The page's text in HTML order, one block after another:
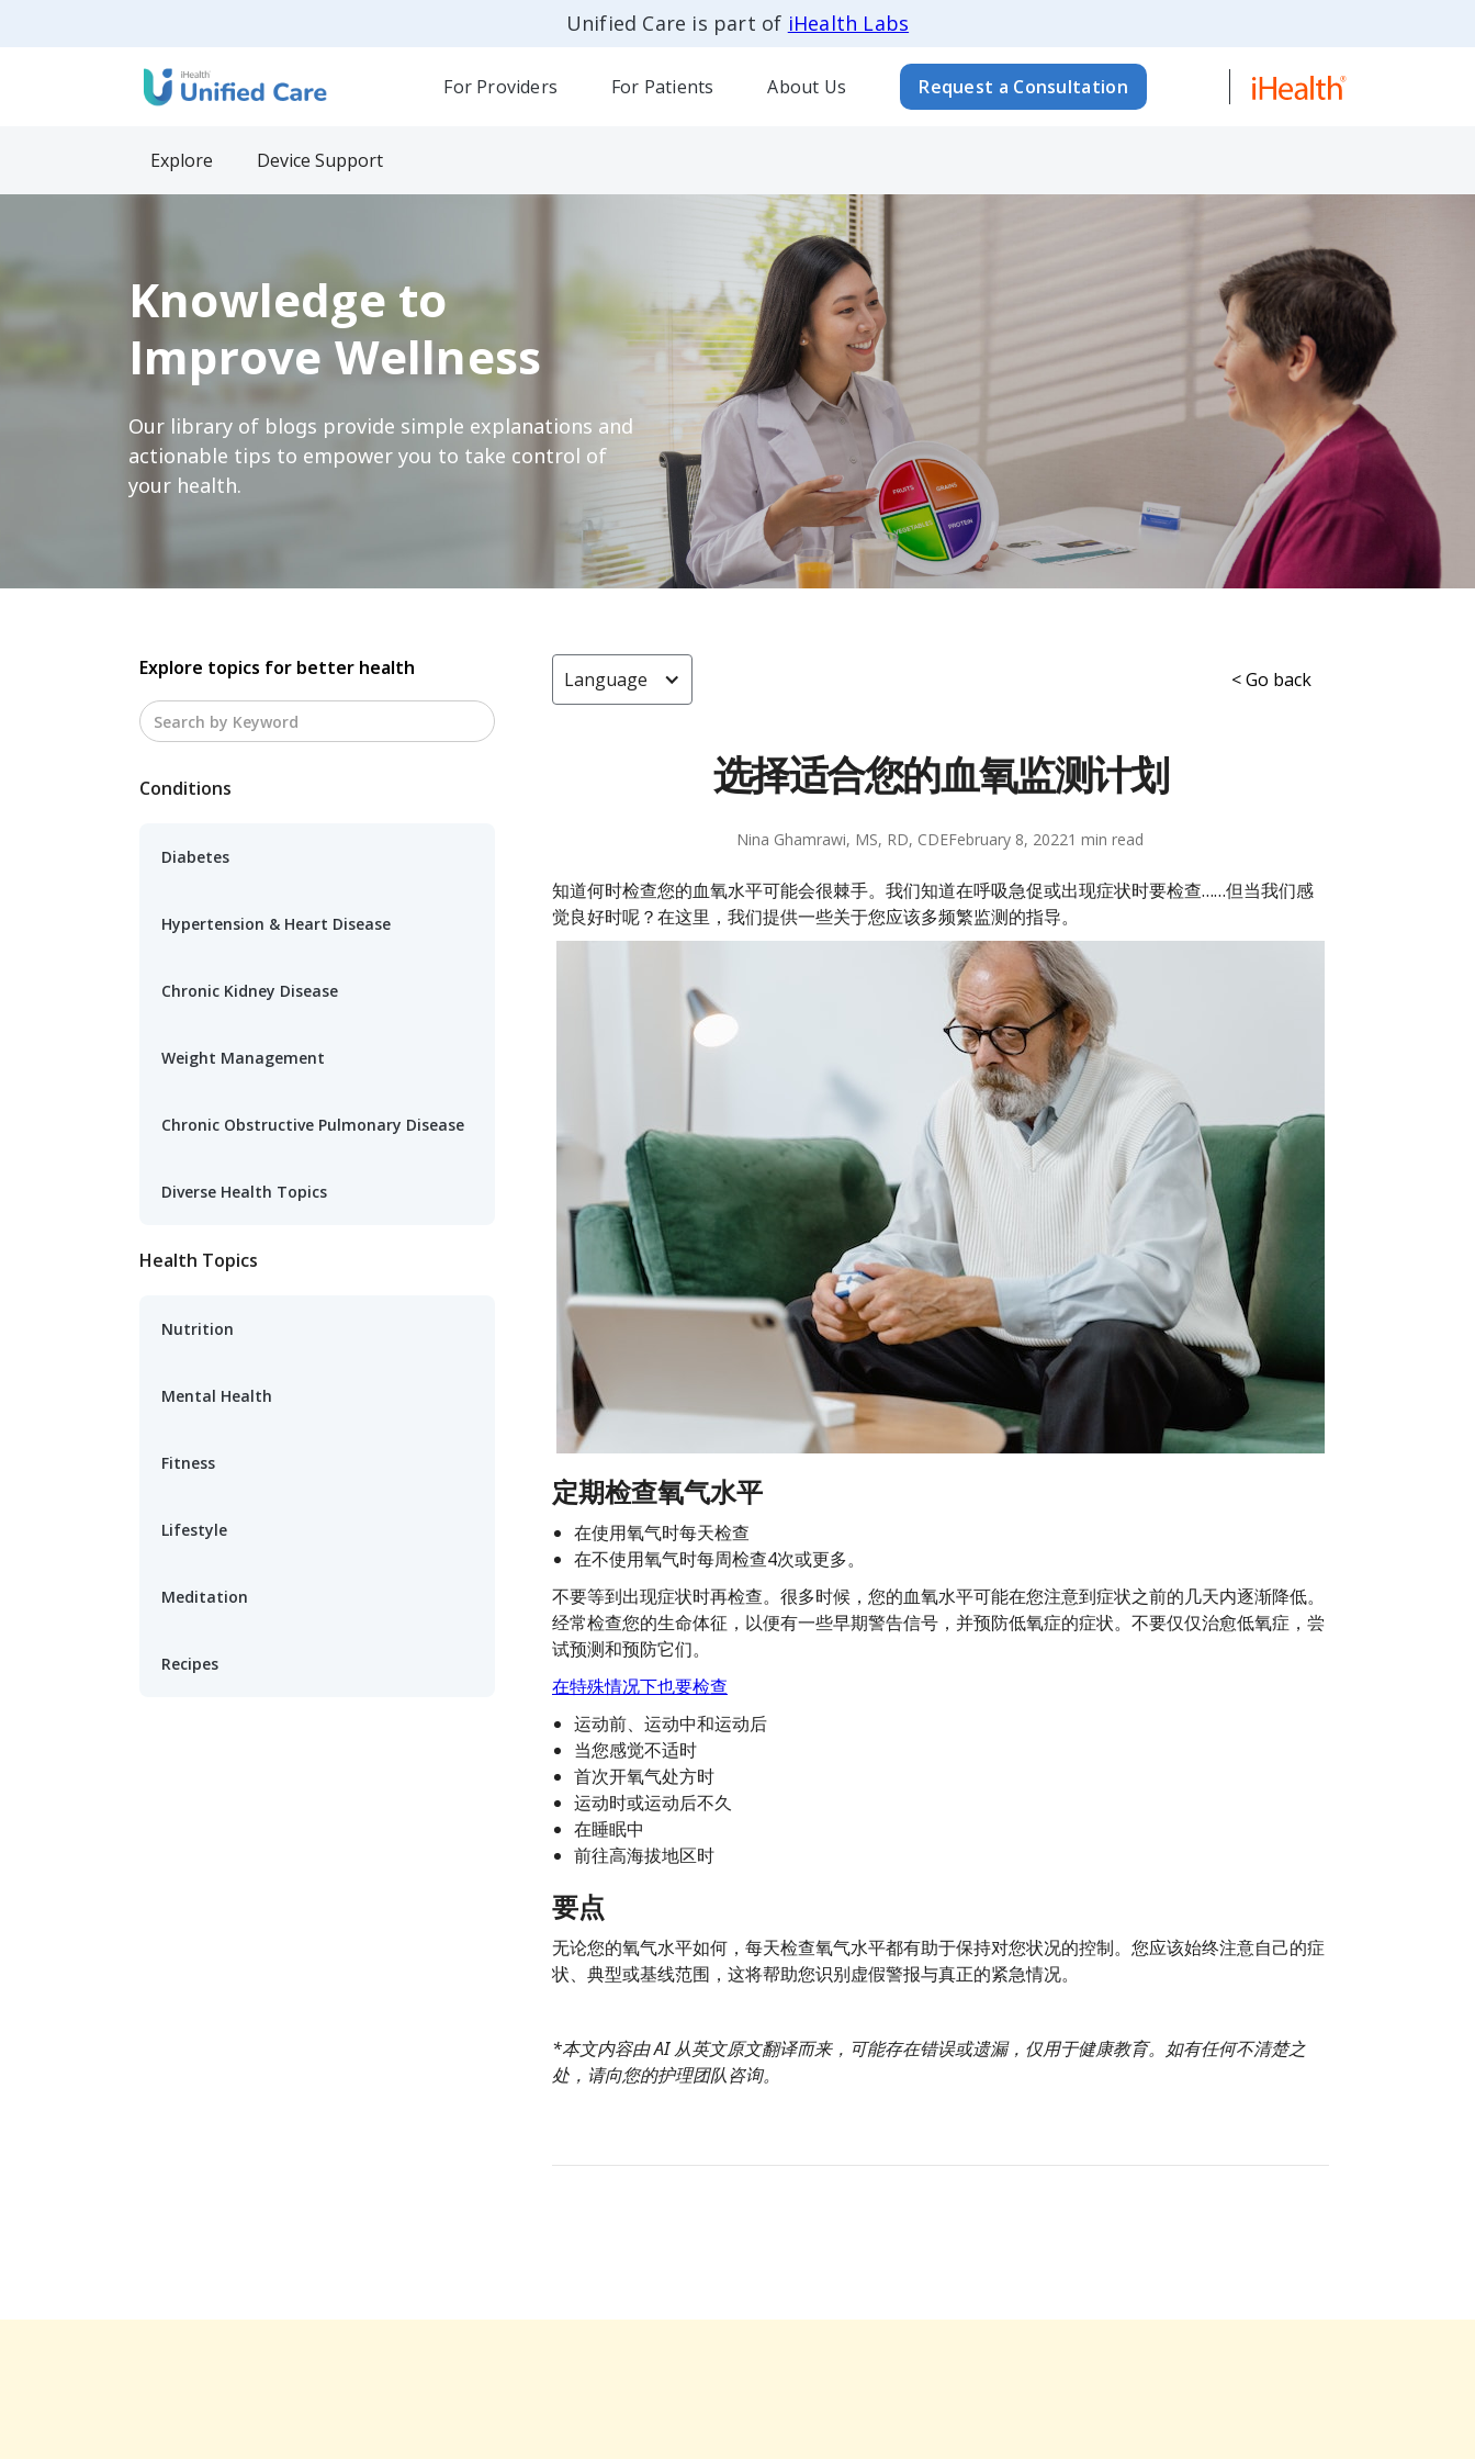
Unified Care is part of iHealth Labs
For Providers For Patients About Us Request a Consultation
Explore Device Support
Knowledge to
Improve Wellness
Our library of blogs provide simple explanations and
actionable tips to empower you to take control of
your health.
Explore topics for better health
Conditions
Diabetes
Hypertension & Heart Disease
Chronic Kidney Disease
Weight Management
Chronic Obstructive Pulmonary Disease
Diverse Health Topics
Health Topics
Nutrition
Mental Health
Fitness
Lifestyle
Meditation
Recipes
Language < Go back
选择适合您的血氧监测计划
Nina Ghamrawi, MS, RD, CDEFebruary 8, 20221
知道何时检查您的血氧水平可能会很棘手。我们知道在呼吸急促或出现症状时要检查……但当我们感
觉良好时呢？在这里，我们提供一些关于您应该多频繁监测的指导。
定期检查氧气水平
在使用氧气时每天检查
在不使用氧气时每周检查4次或更多。
不要等到出现症状时再检查。很多时候，您的血氧水平可能在您注意到症状之前的几天内逐渐降低。
经常检查您的生命体征，以便有一些早期警告信号，并预防低氧症的症状。不要仅仅治愈低氧症，尝
试预测和预防它们。
在特殊情况下也要检查
运动前、运动中和运动后
当您感觉不适时
首次开氧气处方时
运动时或运动后不久
在睡眠中
前往高海拔地区时
要点
无论您的氧气水平如何，每天检查氧气水平都有助于保持对您状况的控制。您应该始终注意自己的症
状、典型或基线范围，这将帮助您识别虚假警报与真正的紧急情况。
*本文内容由 AI 从英文原文翻译而来，可能存在错误或遗漏，仅用于健康教育。如有任何不清楚之
处，请向您的护理团队咨询。